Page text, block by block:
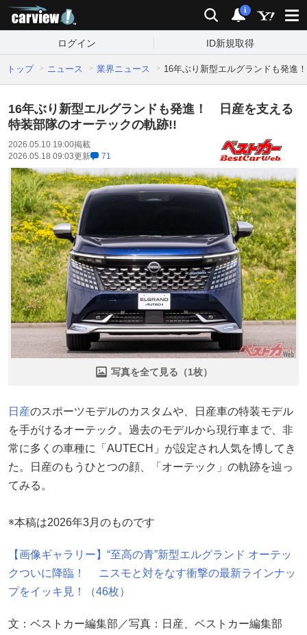
検索 通知
i
ログイン ID新規取得
トップ ニュース 業界ニュース 16年ぶり新型エルグランドも発進
16年ぶり新型エルグランドも発進！ 日産を支える
特装部隊のオーテックの軌跡!!
2026.05.10 19:00掲載
2026.05.18 09:03更新 71
写真を全て見る（1枚）
日産のスポーツモデルのカスタムや、日産車の特装モデル
を手がけるオーテック。過去のモデルから現行車まで、非
常に多くの車種に「AUTECH」が設定され人気を博してき
た。日産のもうひとつの顔、「オーテック」の軌跡を辿っ
てみる。
※本稿は2026年3月のものです
【画像ギャラリー】“至高の青”新型エルグランド オーテッ
クついに降臨！ ニスモと対をなす衝撃の最新ラインナッ
プをイッキ見！（46枚）
文：ベストカー編集部／写真：日産、ベストカー編集部